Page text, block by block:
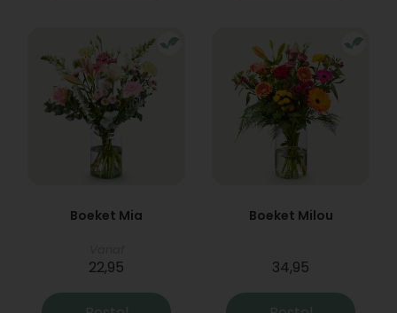
Boeket Mia
22,95
Boeket Milou
34,95